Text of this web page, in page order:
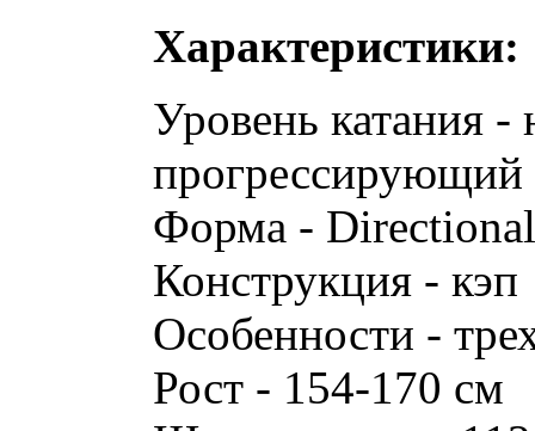
Характеристики:
Уровень катания
прогрессирующий
Форма - Directional
Конструкция - кэп
Особенности -
Рост - 154-170 см